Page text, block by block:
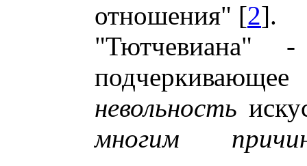
отношения" [2].
"Тютчевиана"
невольность
многим